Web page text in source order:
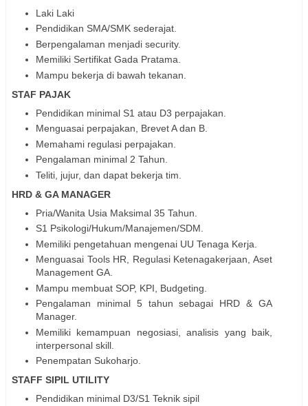
Laki Laki
Pendidikan SMA/SMK sederajat.
Berpengalaman menjadi security.
Memiliki Sertifikat Gada Pratama.
Mampu bekerja di bawah tekanan.
STAF PAJAK
Pendidikan minimal S1 atau D3 perpajakan.
Menguasai perpajakan, Brevet A dan B.
Memahami regulasi perpajakan.
Pengalaman minimal 2 Tahun.
Teliti, jujur, dan dapat bekerja tim.
HRD & GA MANAGER
Pria/Wanita Usia Maksimal 35 Tahun.
S1 Psikologi/Hukum/Manajemen/SDM.
Memiliki pengetahuan mengenai UU Tenaga Kerja.
Menguasai Tools HR, Regulasi Ketenagakerjaan, Aset
Management GA.
Mampu membuat SOP, KPI, Budgeting.
Pengalaman minimal 5 tahun sebagai HRD & GA
Manager.
Memiliki kemampuan negosiasi, analisis yang baik,
interpersonal skill.
Penempatan Sukoharjo.
STAFF SIPIL UTILITY
Pendidikan minimal D3/S1 Teknik sipil